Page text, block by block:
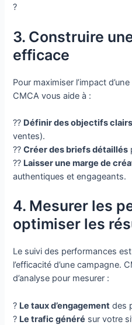
?
3. Construire
efficace
Pour maximiser l’impact
CMCA vous aide à :
?? Définir des objectifs clairs
ventes).
??Créer des briefs détaillés
?? Laisser une marge de
authentiques et engageants.
4. Mesurer les
optimiser les
Le suivi des performances
l’efficacité d’une campagne.
d’analyse pour mesurer :
? Le taux d’engagement des
? Le trafic généré sur votre